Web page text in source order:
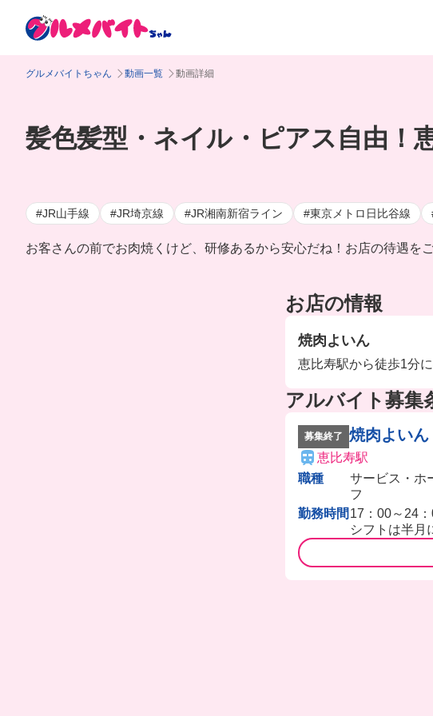
グルメバイトちゃん 動画一覧 動画詳細
髪色髪型・ネイル・ピアス自由！
#JR山手線 #JR埼京線 #JR湘南新宿ライン #東京メトロ日比谷線
お客さんの前でお肉焼くけど、研修あるから安心だね！お店の待遇をご
お店の情報
焼肉よいん
恵比寿駅から徒歩1分
アルバイト募集
募集終了 焼肉よいん
恵比寿駅
職種
サービス・ホ
フ
勤務時間 17：00～24
シフトは半月